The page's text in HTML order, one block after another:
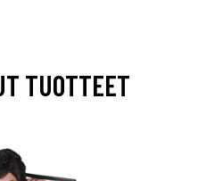
TUOTTEET